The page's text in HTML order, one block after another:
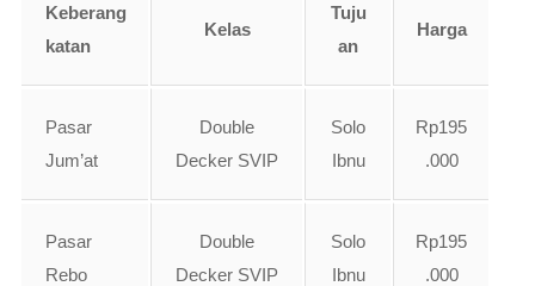
Keberang
katan
Kelas
Tuju
an
Harga
Pasar
Jum’at
Double
Decker SVIP
Solo
Ibnu
Rp195
.000
Pasar
Rebo
Double
Decker SVIP
Solo
Ibnu
Rp195
.000